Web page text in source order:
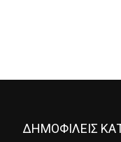
ΔΗΜΟΦΙΛΕΙΣ